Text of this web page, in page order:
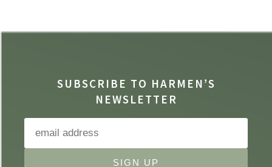
SUBSCRIBE TO HARMEN’S
NEWSLETTER
SIGN UP